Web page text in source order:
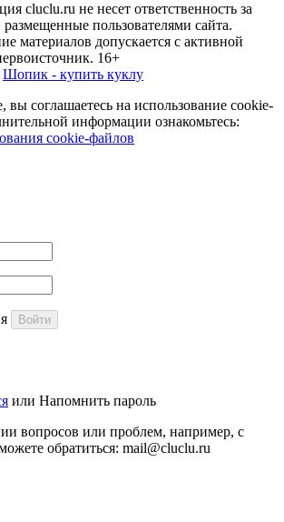
cluclu.ru не несет ответственность за
пользователями сайта.
материалов допускается с активной
16+
Шопик - купить куклу
вы соглашаетесь на использование cookie-
информации ознакомьтесь:
cookie-файлов
Войти
или Напомнить пароль
вопросов или проблем, например, с
обратиться: mail@cluclu.ru